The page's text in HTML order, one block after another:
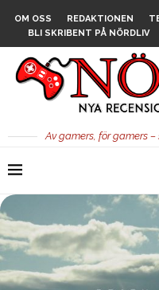
OM OSS REDAKTIONEN
BLI SKRIBENT PÅ NÖRDLIV
Av gamers, för gamers –